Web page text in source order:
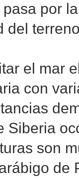
pasa por
del
el mar
con
Siberia
son
de